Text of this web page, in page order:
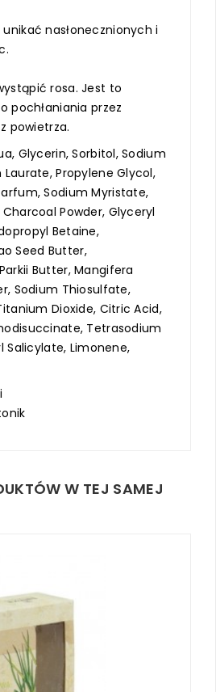
nasłonecznionych i
rosa. Jest to
pochłaniania przez
powietrza.
Glycerin, Sorbitol, Sodium
Propylene Glycol,
Sodium Myristate,
Powder, Glyceryl
Betaine,
Seed Butter,
Butter, Mangifera
Sodium Thiosulfate,
Dioxide, Citric Acid,
Tetrasodium
Salicylate, Limonene,
W TEJ SAMEJ